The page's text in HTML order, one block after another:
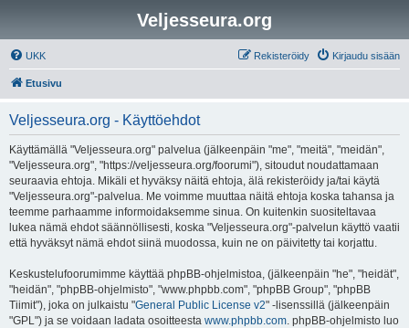
Veljesseura.org
UKK Kirjaudu sisään
Rekisteröidy
Etusivu
Veljesseura.org - Käyttöehdot
Käyttämällä "Veljesseura.org" palvelua (jälkeenpäin "me", "meitä", "meidän",
"Veljesseura.org", "https://veljesseura.org/foorumi"), sitoudut noudattamaan
seuraavia ehtoja. Mikäli et hyväksy näitä ehtoja, älä rekisteröidy ja/tai käytä
"Veljesseura.org"-palvelua. Me voimme muuttaa näitä ehtoja koska tahansa ja
teemme parhaamme informoidaksemme sinua. On kuitenkin suositeltavaa
lukea nämä ehdot säännöllisesti, koska "Veljesseura.org"-palvelun käyttö vaatii
että hyväksyt nämä ehdot siinä muodossa, kuin ne on päivitetty tai korjattu.
Keskustelufoorumimme käyttää phpBB-ohjelmistoa, (jälkeenpäin "he", "heidät",
"heidän", "phpBB-ohjelmisto", "www.phpbb.com", "phpBB Group", "phpBB
Tiimit"), joka on julkaistu "General Public License v2" -lisenssillä (jälkeenpäin
"GPL") ja se voidaan ladata osoitteesta www.phpbb.com. phpBB-ohjelmisto luo